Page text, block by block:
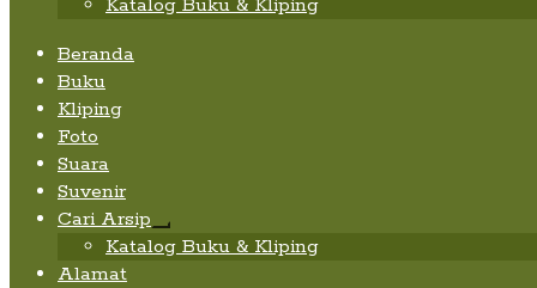
Katalog Buku & Kliping
Beranda
Buku
Kliping
Foto
Suara
Suvenir
Cari Arsip
Expand
child
Katalog Buku & Kliping
Alamat